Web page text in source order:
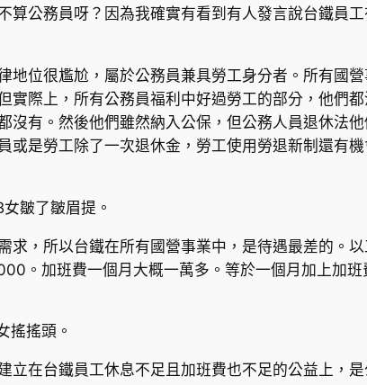
算公務員呀？因為我確實有看到有人發言說台鐵員
地位很尷尬，屬於公務員兼具勞工身分者。所有國
實際上，所有公務員福利中好過勞工的部分，他們
沒有。然後他們雖然納入公保，但公務人員退休法
或是勞工除了一次退休金，勞工使用勞退新制還有
皺了皺眉提。
求，所以台鐵在所有國營事業中，是待遇最差的。
。加班費一個月大概一萬多。等於一個月加上加
搖搖頭。
立在台鐵員工休息不足且加班費也不足的公益上，是